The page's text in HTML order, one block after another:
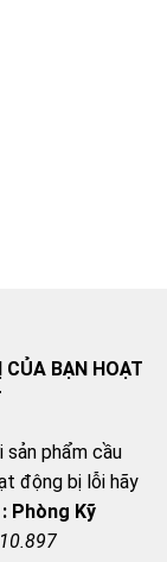
BẠN HOẠT
phẩm cầu
động bị lỗi hãy
Phòng Kỹ